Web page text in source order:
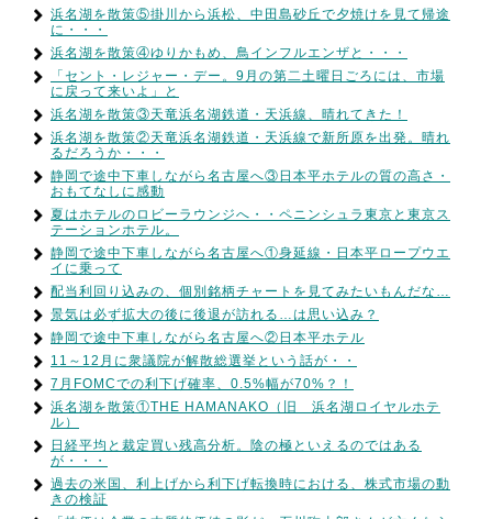
浜名湖を散策⑤掛川から浜松、中田島砂丘で夕焼けを見て帰途
に・・・
浜名湖を散策④ゆりかもめ、鳥インフルエンザと・・・
「セント・レジャー・デー。9月の第二土曜日ごろには、市場
に戻って来いよ」と
浜名湖を散策③天竜浜名湖鉄道・天浜線、晴れてきた！
浜名湖を散策②天竜浜名湖鉄道・天浜線で新所原を出発。晴れ
るだろうか・・・
静岡で途中下車しながら名古屋へ③日本平ホテルの質の高さ・
おもてなしに感動
夏はホテルのロビーラウンジへ・・ペニンシュラ東京と東京ス
テーションホテル。
静岡で途中下車しながら名古屋へ①身延線・日本平ロープウエ
イに乗って
配当利回り込みの、個別銘柄チャートを見てみたいもんだな…
景気は必ず拡大の後に後退が訪れる…は思い込み？
静岡で途中下車しながら名古屋へ②日本平ホテル
11～12月に衆議院が解散総選挙という話が・・
7月FOMCでの利下げ確率、0.5%幅が70%？！
浜名湖を散策①THE HAMANAKO（旧 浜名湖ロイヤルホテ
ル）
日経平均と裁定買い残高分析。陰の極といえるのではある
が・・・
過去の米国、利上げから利下げ転換時における、株式市場の動
きの検証